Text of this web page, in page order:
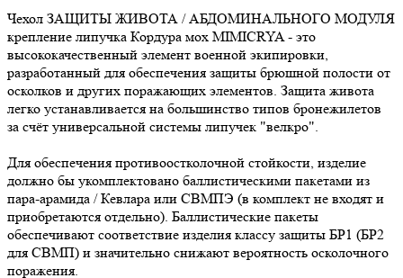
Чехол ЗАЩИТЫ ЖИВОТА / АБДОМИНАЛЬНОГО МОДУЛЯ
крепление липучка Кордура мох MIMICRYA - это
высококачественный элемент военной экипировки,
разработанный для обеспечения защиты брюшной полости от
осколков и других поражающих элементов. Защита живота
легко устанавливается на большинство типов бронежилетов
за счёт универсальной системы липучек "велкро".
Для обеспечения противоостколочной стойкости, изделие
должно бы укомплектовано баллистическими пакетами из
пара-арамида / Кевлара или СВМПЭ (в комплект не входят и
приобретаются отдельно). Баллистические пакеты
обеспечивают соответствие изделия классу защиты БР1 (БР2
для СВМП) и значительно снижают вероятность осколочного
поражения.